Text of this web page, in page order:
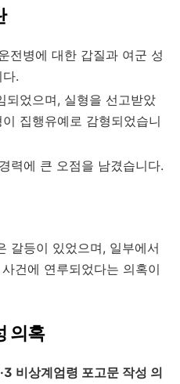
전병에 대한 갑질과 여군 성
.
되었으며, 실형을 선고받았
집행유예로 감형되었습니
력에 큰 오점을 남겼습니다.
갈등이 있었으며, 일부에서
건에 연루되었다는 의혹이
의혹
비상계엄령 포고문 작성 의